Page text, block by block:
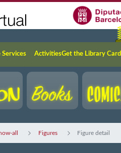
Services ActivitiesGet the Library Card
all Figures Figure detail